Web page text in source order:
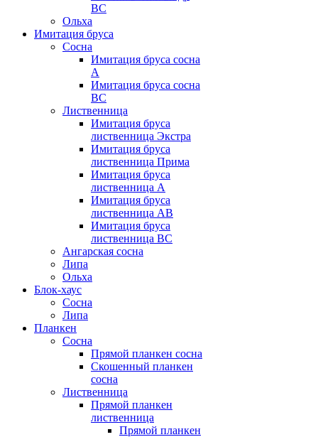
BC
Ольха
Имитация бруса
Сосна
Имитация бруса сосна
А
Имитация бруса сосна
BC
Лиственница
Имитация бруса
лиственница Экстра
Имитация бруса
лиственница Прима
Имитация бруса
лиственница А
Имитация бруса
лиственница АB
Имитация бруса
лиственница BC
Ангарская сосна
Липа
Ольха
Блок-хаус
Сосна
Липа
Планкен
Сосна
Прямой планкен сосна
Скошенный планкен
сосна
Лиственница
Прямой планкен
лиственница
Прямой планкен